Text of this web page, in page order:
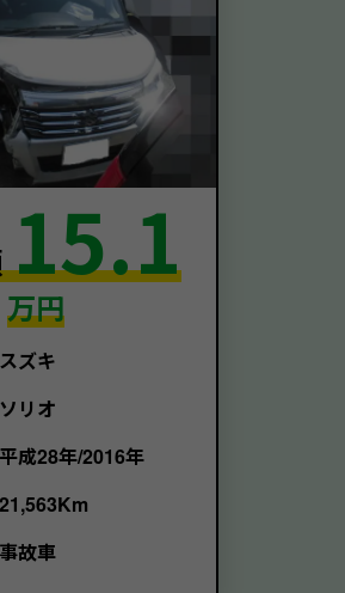
15.1
万円
スズキ
ソリオ
平成28年/2016年
21,563Km
事故車